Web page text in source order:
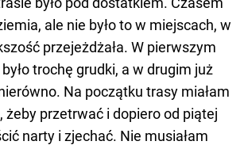
ale nie było to w miejscach, w
przejeżdżała. W pierwszym
trochę grudki, a w drugim już
Na początku trasy miałam
żeby przetrwać i dopiero od piątej
narty i zjechać. Nie musiałam